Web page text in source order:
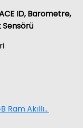
ID, Barometre,
Sensörü